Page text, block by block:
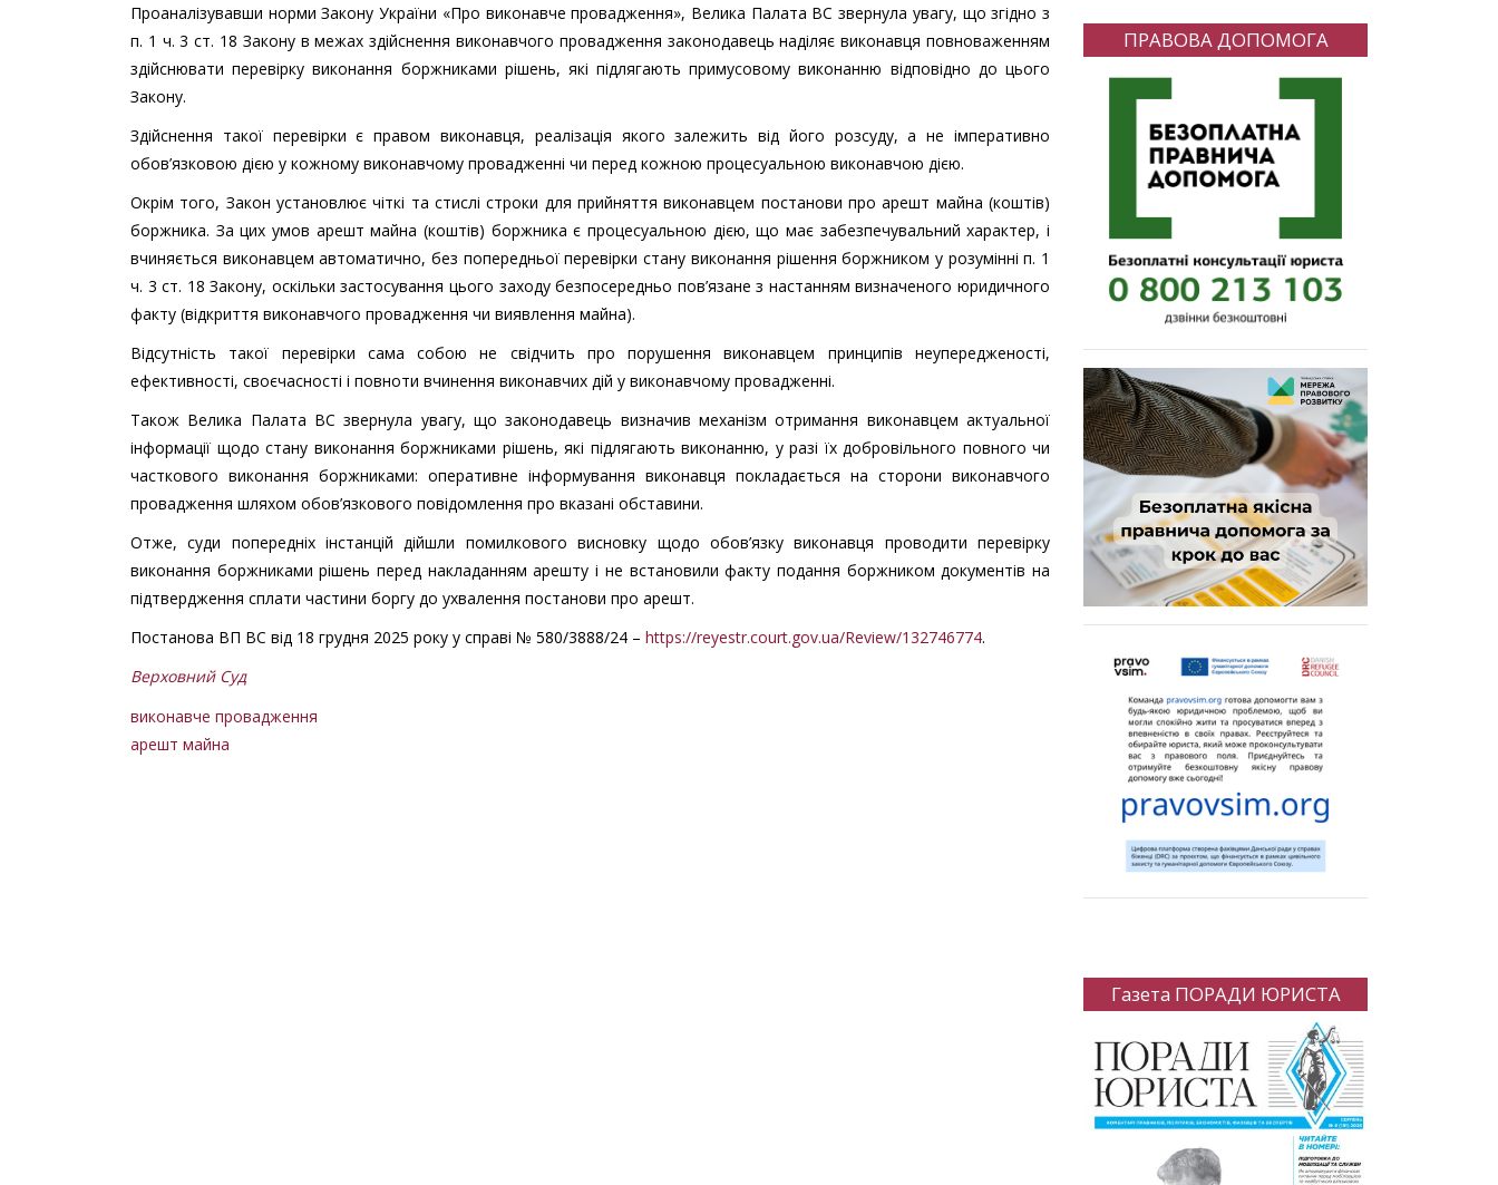
Проаналізувавши норми Закону України «Про виконавче провадження», Велика Палата ВС звернула увагу, що згідно з
п. 1 ч. 3 ст. 18 Закону в межах здійснення виконавчого провадження законодавець наділяє виконавця повноваженням
здійснювати перевірку виконання боржниками рішень, які підлягають примусовому виконанню відповідно до цього
Закону.
Здійснення такої перевірки є правом виконавця, реалізація якого залежить від його розсуду, а не імперативно
обов’язковою дією у кожному виконавчому провадженні чи перед кожною процесуальною виконавчою дією.
Окрім того, Закон установлює чіткі та стислі строки для прийняття виконавцем постанови про арешт майна (коштів)
боржника. За цих умов арешт майна (коштів) боржника є процесуальною дією, що має забезпечувальний характер, і
вчиняється виконавцем автоматично, без попередньої перевірки стану виконання рішення боржником у розумінні п. 1
ч. 3 ст. 18 Закону, оскільки застосування цього заходу безпосередньо пов’язане з настанням визначеного юридичного
факту (відкриття виконавчого провадження чи виявлення майна).
Відсутність такої перевірки сама собою не свідчить про порушення виконавцем принципів неупередженості,
ефективності, своєчасності і повноти вчинення виконавчих дій у виконавчому провадженні.
Також Велика Палата ВС звернула увагу, що законодавець визначив механізм отримання виконавцем актуальної
інформації щодо стану виконання боржниками рішень, які підлягають виконанню, у разі їх добровільного повного чи
часткового виконання боржниками: оперативне інформування виконавця покладається на сторони виконавчого
провадження шляхом обов’язкового повідомлення про вказані обставини.
Отже, суди попередніх інстанцій дійшли помилкового висновку щодо обов’язку виконавця проводити перевірку
виконання боржниками рішень перед накладанням арешту і не встановили факту подання боржником документів на
підтвердження сплати частини боргу до ухвалення постанови про арешт.
Постанова ВП ВС від 18 грудня 2025 року у справі № 580/3888/24 – https://reyestr.court.gov.ua/Review/132746774.
Верховний Суд
виконавче провадження
арешт майна
ПРАВОВА ДОПОМОГА
Газета ПОРАДИ ЮРИСТА